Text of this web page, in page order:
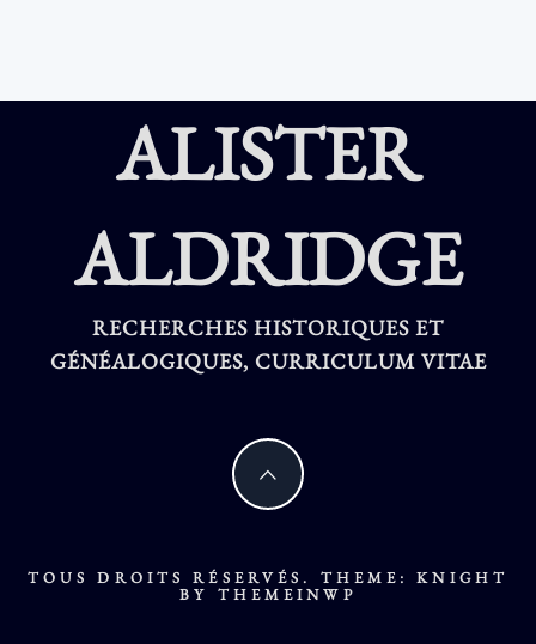
ALISTER
ALDRIDGE
RECHERCHES HISTORIQUES ET
GÉNÉALOGIQUES, CURRICULUM VITAE
TOUS DROITS RÉSERVÉS. THEME: KNIGHT
BY THEMEINWP